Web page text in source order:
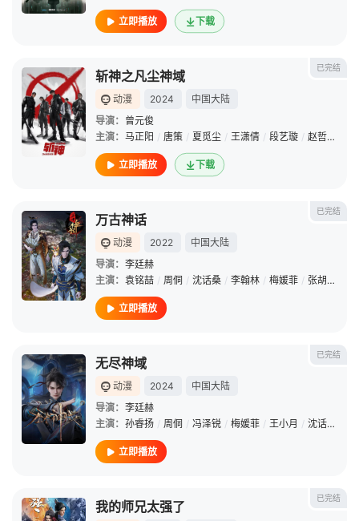
立即播放 下载
已完结
斩神之凡尘神域
动漫 2024
中国大陆
导演： 曾元俊
主演： 马正阳 / 唐策 / 夏觅尘 / 王潇倩 / 段艺璇 / 赵哲豪
立即播放 下载
已完结
万古神话
动漫 2022
中国大陆
导演： 李廷赫
主演： 袁铭喆 / 周侗 / 沈话桑 / 李翰林 / 梅媛菲 / 张胡子
立即播放
已完结
无尽神域
动漫 2024
中国大陆
导演： 李廷赫
主演： 孙睿扬 / 周侗 / 冯泽锐 / 梅媛菲 / 王小月 / 沈话桑
立即播放
已完结
我的师兄太强了